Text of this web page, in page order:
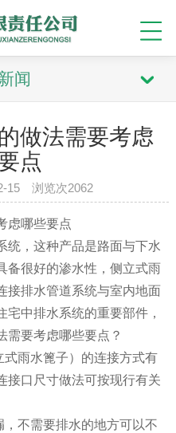
闻
做法需要考虑
点
15 浏览次2062
虑哪些要点
统，这种产品是路面与下水
备很好的渗水性，侧立式雨
接排水管道系统与室内地面
中排水系统的重要部件，
需要考虑哪些要点？
式雨水篦子）的连接方式有
接口尺寸做法可按现行有关
不需要排水的地方可以不